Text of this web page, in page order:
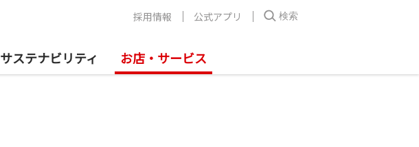
サステナビリティ お店・サービス
採用情報 公式アプリ 検索